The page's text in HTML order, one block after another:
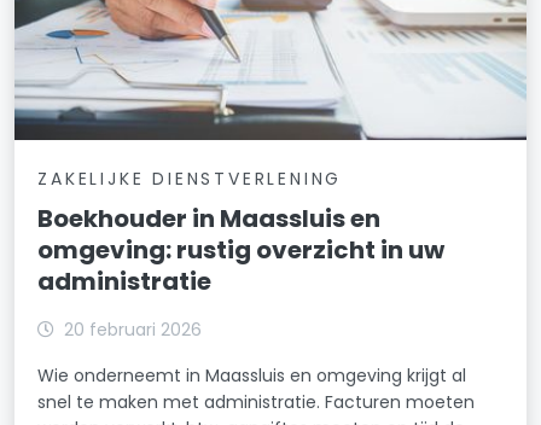
ZAKELIJKE DIENSTVERLENING
Boekhouder in Maassluis en
omgeving: rustig overzicht in uw
administratie
20 februari 2026
Wie onderneemt in Maassluis en omgeving krijgt al
snel te maken met administratie. Facturen moeten